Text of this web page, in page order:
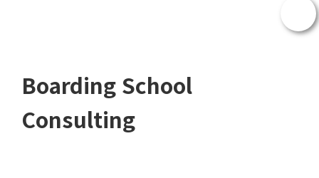
Boarding School
Consulting